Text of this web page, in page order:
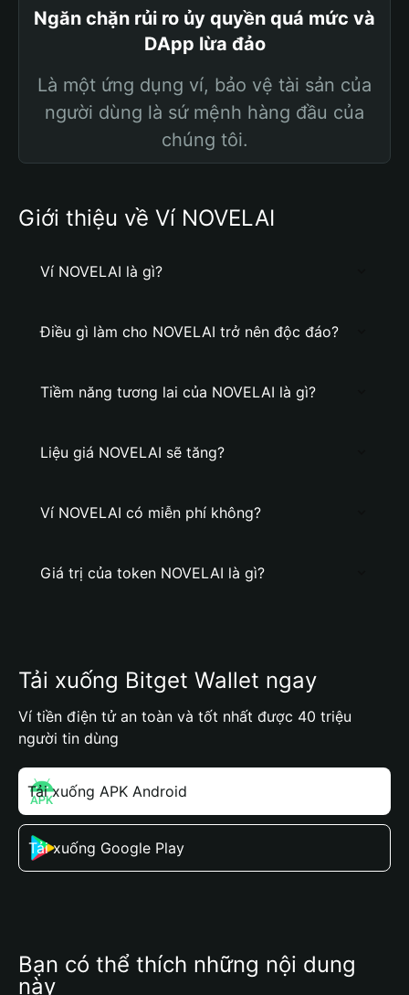
Ngăn chặn rủi ro ủy quyền quá mức và
DApp lừa đảo
Là một ứng dụng ví, bảo vệ tài sản của
người dùng là sứ mệnh hàng đầu của
chúng tôi.
Giới thiệu về Ví NOVELAI
Ví NOVELAI là gì?
Điều gì làm cho NOVELAI trở nên độc đáo?
Tiềm năng tương lai của NOVELAI là gì?
Liệu giá NOVELAI sẽ tăng?
Ví NOVELAI có miễn phí không?
Giá trị của token NOVELAI là gì?
Tải xuống Bitget Wallet ngay
Ví tiền điện tử an toàn và tốt nhất được 40 triệu
người tin dùng
Tải xuống APK Android
Tải xuống Google Play
Bạn có thể thích những nội dung
này